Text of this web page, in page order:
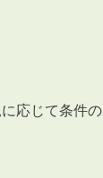
応じて条件の